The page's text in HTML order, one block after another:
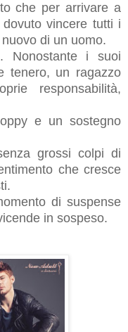
che per arrivare a
vincere tutti i
di un uomo.
Nonostante i suoi
tenero, un ragazzo
responsabilità,
e un sostegno
grossi colpi di
che cresce
di suspense
in sospeso.